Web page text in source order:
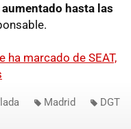
hasta las
ha marcado de SEAT,
Madrid DGT